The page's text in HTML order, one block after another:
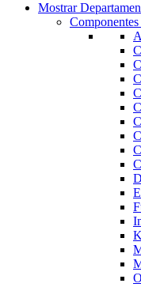
Mostrar